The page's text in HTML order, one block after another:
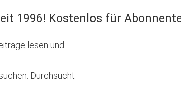
1996! Kostenlos für
lesen und
Durchsucht